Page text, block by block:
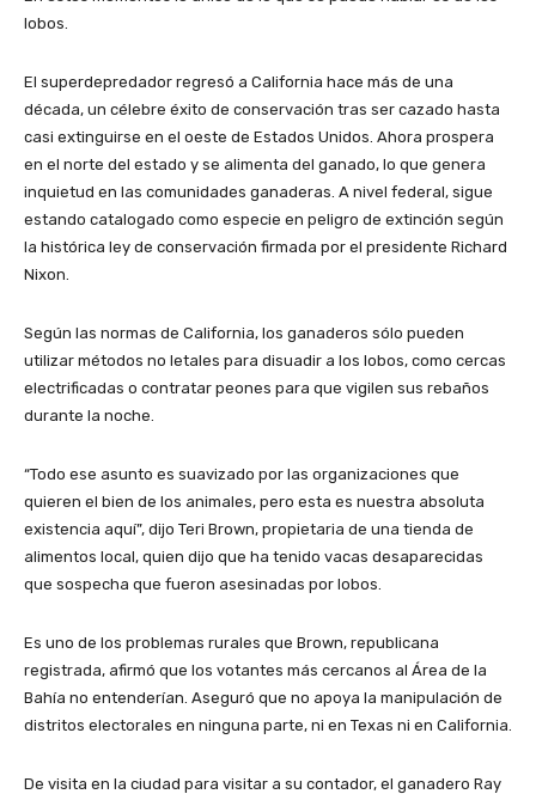
lobos.
El superdepredador regresó a California hace más de una
década, un célebre éxito de conservación tras ser cazado hasta
casi extinguirse en el oeste de Estados Unidos. Ahora prospera
en el norte del estado y se alimenta del ganado, lo que genera
inquietud en las comunidades ganaderas. A nivel federal, sigue
estando catalogado como especie en peligro de extinción según
la histórica ley de conservación firmada por el presidente Richard
Nixon.
Según las normas de California, los ganaderos sólo pueden
utilizar métodos no letales para disuadir a los lobos, como cercas
electrificadas o contratar peones para que vigilen sus rebaños
durante la noche.
“Todo ese asunto es suavizado por las organizaciones que
quieren el bien de los animales, pero esta es nuestra absoluta
existencia aquí”, dijo Teri Brown, propietaria de una tienda de
alimentos local, quien dijo que ha tenido vacas desaparecidas
que sospecha que fueron asesinadas por lobos.
Es uno de los problemas rurales que Brown, republicana
registrada, afirmó que los votantes más cercanos al Área de la
Bahía no entenderían. Aseguró que no apoya la manipulación de
distritos electorales en ninguna parte, ni en Texas ni en California.
De visita en la ciudad para visitar a su contador, el ganadero Ray